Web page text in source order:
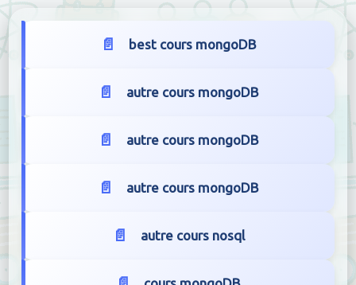
best cours mongoDB
autre cours mongoDB
autre cours mongoDB
autre cours mongoDB
autre cours nosql